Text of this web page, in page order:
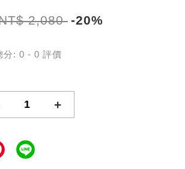
2,080 -20%
分: 0 - 0 評價
+